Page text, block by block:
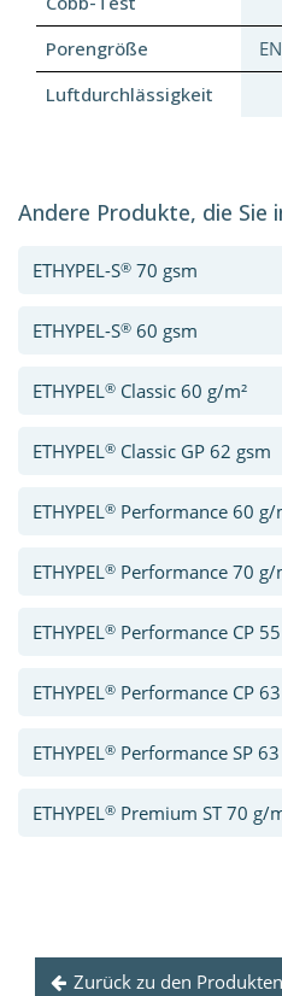
Porengröße
Luftdurchlässigkeit
Andere Produkte, die Sie
ETHYPEL-S® 70 gsm
ETHYPEL-S® 60 gsm
ETHYPEL® Classic 60 g/m²
ETHYPEL® Classic GP 62 gsm
ETHYPEL® Performance 60 g/
ETHYPEL® Performance 70 g/
ETHYPEL® Performance CP
ETHYPEL® Performance CP
ETHYPEL® Performance SP
ETHYPEL® Premium ST 70 g/
Zurück zu den Produkten